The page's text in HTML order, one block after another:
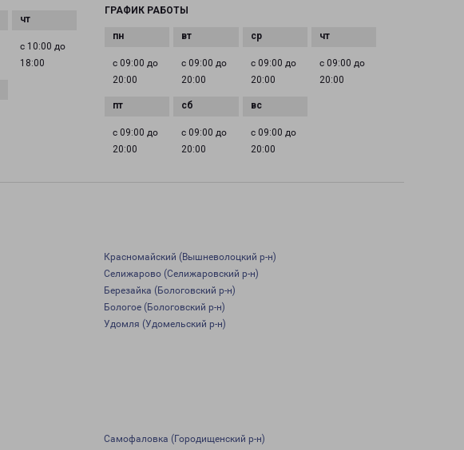
с 10:00 до
18:00
ГРАФИК РАБОТЫ
с 09:00 до
20:00
с 09:00 до
20:00
с 09:00 до
20:00
с 09:00 до
20:00
с 09:00 до
20:00
с 09:00 до
20:00
с 09:00 до
20:00
Красномайский (Вышневолоцкий р-н)
Селижарово (Селижаровский р-н)
Березайка (Бологовский р-н)
Бологое (Бологовский р-н)
Удомля (Удомельский р-н)
Самофаловка (Городищенский р-н)